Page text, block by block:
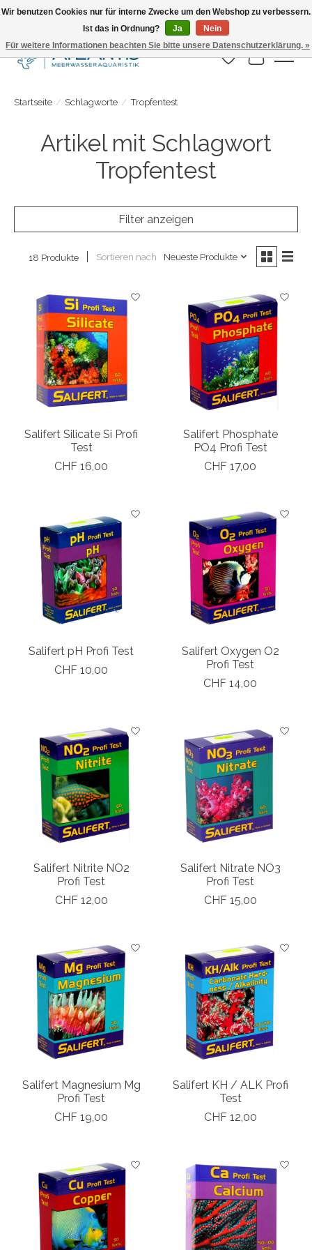
Täglicher Versand. Bestelle bis 15.00 Uhr
Wunschzettel
Ihr
Startseite / Schlagworte / Tropfentest
Artikel mit Schlagwort
Tropfentest
Filter anzeigen
18 Produkte Sortieren nach Neueste Produkte
Salifert Silicate Si Profi
Test
CHF 16,00
Salifert Phosphate
PO4 Profi Test
CHF 17,00
Salifert pH Profi Test
CHF 10,00
Salifert Oxygen O2
Profi Test
CHF 14,00
Salifert Nitrite NO2
Profi Test
CHF 12,00
Salifert Nitrate NO3
Profi Test
CHF 15,00
Salifert Magnesium Mg
Profi Test
CHF 19,00
Salifert KH / ALK Profi
Test
CHF 12,00
Wir benutzen Cookies nur für interne Zwecke um den Webshop zu verbessern.
Ist das in Ordnung?
Ja
Nein
Für weitere Informationen beachten Sie bitte unsere Datenschutzerklärung. »